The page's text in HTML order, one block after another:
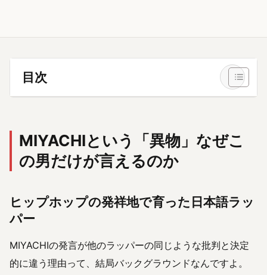
目次
MIYACHIという「異物」なぜこ
の男だけが言えるのか
ヒップホップの発祥地で育った日本語ラッ
パー
MIYACHIの発言が他のラッパーの同じような批判と決定
的に違う理由って、結局バックグラウンドなんですよ。